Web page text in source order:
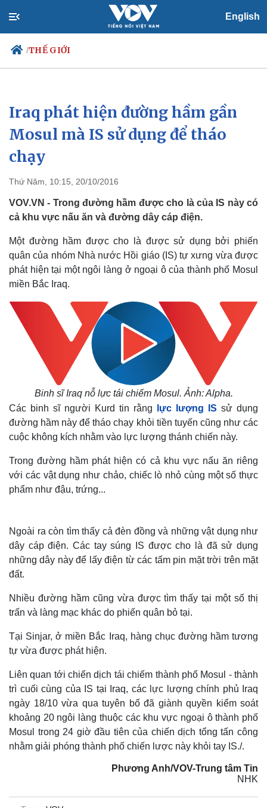
English
/THẾ GIỚI
Chính trị
Đảng
Tổ chức nhân sự
Quốc hội
Nhận diện sự thật
Xã hội
Dự báo thời tiết
Iraq phát hiện đường hầm gần
Mosul mà IS sử dụng để tháo
chạy
Thứ Năm, 10:15, 20/10/2016
VOV.VN - Trong đường hầm được cho là của IS này có
cả khu vực nấu ăn và đường dây cáp điện.
Một đường hầm được cho là được sử dụng bởi phiến
quân của nhóm Nhà nước Hồi giáo (IS) tự xưng vừa được
phát hiện tại một ngôi làng ở ngoại ô của thành phố Mosul
miền Bắc Iraq.
Binh sĩ Iraq nỗ lực tái chiếm Mosul. Ảnh: Alpha.
Các binh sĩ người Kurd tin rằng
lực lượng IS sử dụng
đường hầm này để tháo chạy khỏi tiền tuyến cũng như các
cuộc không kích nhằm vào lực lượng thánh chiến này.
Trong đường hầm phát hiện có cả khu vực nấu ăn riêng
với các vật dụng như chảo, chiếc lò nhỏ cùng một số thực
phẩm như đậu, trứng...
Ngoài ra còn tìm thấy cả đèn đồng và những vật dụng như
dây cáp điện. Các tay súng IS được cho là đã sử dụng
những dây này để lấy điện từ các tấm pin mặt trời trên mặt
đất.
Nhiều đường hầm cũng vừa được tìm thấy tại một số thị
trấn và làng mạc khác do phiến quân bỏ tại.
Tại Sinjar, ở miền Bắc Iraq, hàng chục đường hầm tương
tự vừa được phát hiện.
Liên quan tới chiến dịch tái chiếm thành phố Mosul - thành
trì cuối cùng của IS tại Iraq, các lực lượng chính phủ Iraq
ngày 18/10 vừa qua tuyên bố đã giành quyền kiểm soát
khoảng 20 ngôi làng thuộc các khu vực ngoại ô thành phố
Mosul trong 24 giờ đầu tiên của chiến dịch tổng tấn công
nhằm giải phóng thành phố chiến lược này khỏi tay IS./.
Phương Anh/VOV-Trung tâm Tin
NHK